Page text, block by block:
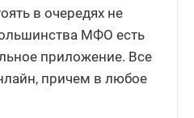
в очередях не
МФО есть
приложение. Все
причем в любое